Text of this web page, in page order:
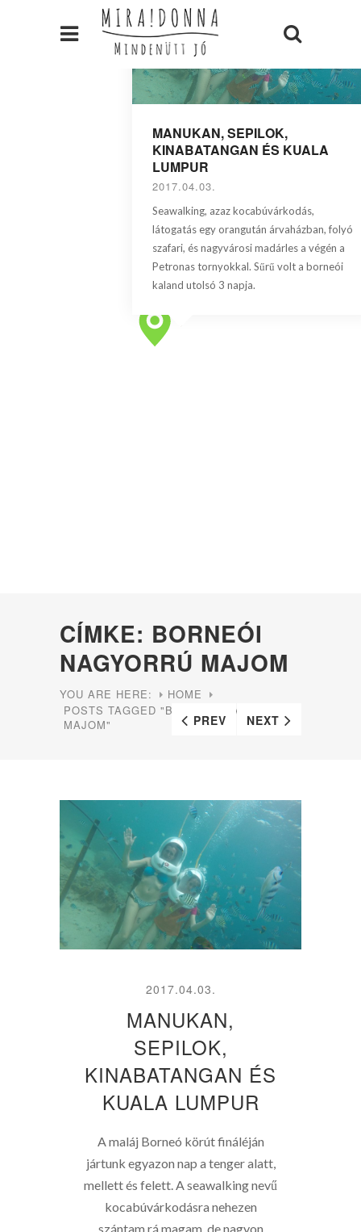
MANUKAN, SEPILOK,
KINABATANGAN ÉS KUALA
LUMPUR
2017.04.03.
Seawalking, azaz kocabúvárkodás,
látogatás egy orangután árvaházban, folyó
szafari, és nagyvárosi madárles a végén a
Petronas tornyokkal. Sűrű volt a borneói
kaland utolsó 3 napja.
CÍMKE: BORNEÓI
NAGYORRÚ MAJOM
YOU ARE HERE:
HOME
POSTS TAGGED "BORNEÓI NAGYORRÚ
MAJOM"
PREV NEXT
2017.04.03.
MANUKAN,
SEPILOK,
KINABATANGAN ÉS
KUALA LUMPUR
A maláj Borneó körút fináléján
jártunk egyazon nap a tenger alatt,
mellett és felett. A seawalking nevű
kocabúvárkodásra nehezen
szántam rá magam, de nagyon